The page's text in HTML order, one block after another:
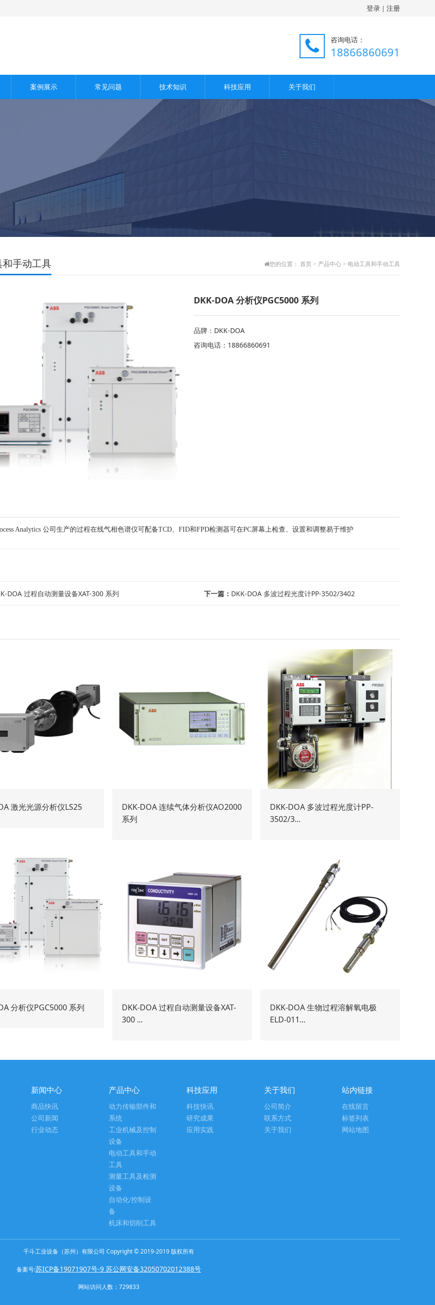
登录 | 注册
咨询电话：
18866860691
案例展示 常见问题 技术知识 科技应用 关于我们
和手动工具 您的位置： 首页 > 产品中心 > 电动工具和手动工具
DKK-DOA 分析仪PGC5000 系列
品牌：DKK-DOA
咨询电话：18866860691
Analytics 公司生产的过程在线气相色谱仪可配备TCD、FID和FPD检测器可在PC屏幕上检查、设置和调整易于维护
DOA 过程自动测量设备XAT-300 系列 下一篇： DKK-DOA 多波过程光度计PP-3502/3402
激光光源分析仪LS25
DKK-DOA 连续气体分析仪AO2000
系列
DKK-DOA 多波过程光度计PP-
3502/3...
分析仪PGC5000 系列
DKK-DOA 过程自动测量设备XAT-
300 ...
DKK-DOA 生物过程溶解氧电极
ELD-011...
新闻中心
商品快讯
公司新闻
行业动态
产品中心
动力传输部件和
系统
工业机械及控制
设备
电动工具和手动
工具
测量工具及检测
设备
自动化/控制设
备
机床和切削工具
科技应用
科技快讯
研究成果
应用实践
关于我们
公司简介
联系方式
关于我们
站内链接
在线留言
标签列表
网站地图
千斗工业设备（苏州）有限公司 Copyright © 2019-2019 版权所有
备案号:苏ICP备19071907号-9 苏公网安备32050702012388号
网站访问人数： 729833